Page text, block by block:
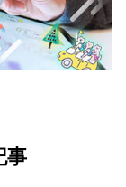
事